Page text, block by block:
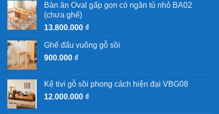
Bàn ăn Oval gấp gọn có ngăn tủ nhỏ BA02
(chưa ghế)
13.800.000 ₫
Ghế đẩu vuông gỗ sồi
900.000 ₫
Kệ tivi gỗ sồi phong cách hiện đại VBG08
12.000.000 ₫